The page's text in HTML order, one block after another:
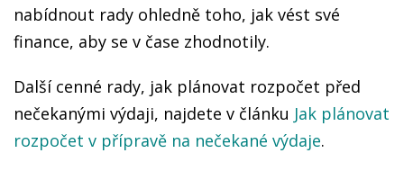
nabídnout rady ohledně toho, jak vést své
finance, aby se v čase zhodnotily.
Další cenné rady, jak plánovat rozpočet před
nečekanými výdaji, najdete v článku Jak plánovat
rozpočet v přípravě na nečekané výdaje.